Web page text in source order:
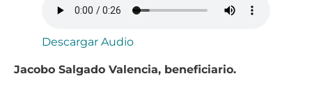
Descargar Audio
Jacobo Salgado Valencia, beneficiario.